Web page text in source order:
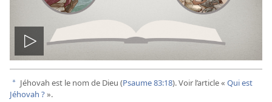
Lire
la
a Jéhovah est le nom de Dieu (Psaume 83:18). Voir l’article « Qui est
Jéhovah ?».